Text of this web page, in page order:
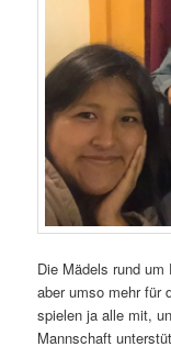
Die Mädels rund
aber umso mehr für
spielen ja alle mit,
Mannschaft